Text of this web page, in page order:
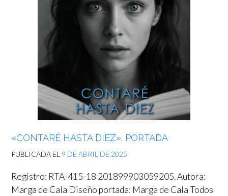
«CONTARÉ HASTA DIEZ». PORTADA
PUBLICADA EL 9 DE ABRIL DE 2025
Registro: RTA-415-18 201899903059205. Autora:
Marga de Cala Diseño portada: Marga de Cala Todos